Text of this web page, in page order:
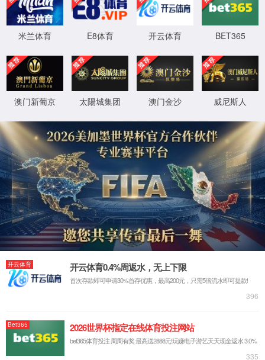
2026买世界杯赛事网站(中国
区)-Official website
返回首页